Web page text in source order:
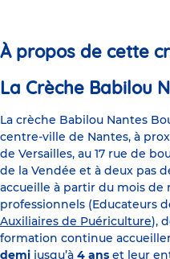
À propos de cette
La Crèche Babilou
La crèche Babilou Nantes
centre-ville de Nantes, à
de Versailles, au 17 rue de
de la Vendée et à deux pas
accueille à partir du mois de
professionnels (Educateurs
Auxiliaires de Puériculture),
formation continue
demi jusqu’à 4 ans et leur